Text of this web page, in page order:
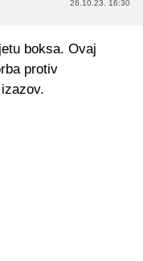
26.10.23. 16:30
boksa. Ovaj
protiv